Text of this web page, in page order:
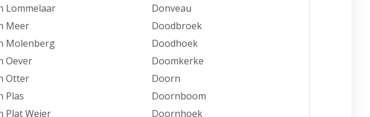
Lommelaar
Meer
Molenberg
Oever
Otter
Plas
Plat Weier
Donveau
Doodbroek
Doodhoek
Doomkerke
Doorn
Doornboom
Doornhoek